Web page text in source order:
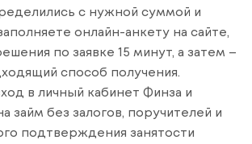
с нужной суммой и
онлайн-анкету на сайте,
по заявке 15 минут, а затем –
способ получения.
в личный кабинет Финза и
займ без залогов, поручителей и
подтверждения занятости